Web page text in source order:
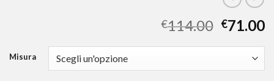
€114.00 €71.00
Misura